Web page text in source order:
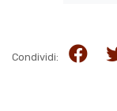
Condividi: